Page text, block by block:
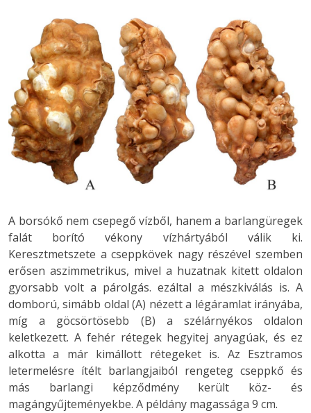
A borsókő nem csepegő vízből, hanem a barlangüregek
falát borító vékony vízhártyából válik ki.
Keresztmetszete a cseppkövek nagy részével szemben
erősen aszimmetrikus, mivel a huzatnak kitett oldalon
gyorsabb volt a párolgás. ezáltal a mészkiválás is. A
domború, simább oldal (A) nézett a légáramlat irányába,
míg a göcsörtösebb (B) a szélárnyékos oldalon
keletkezett. A fehér rétegek hegyitej anyagúak, és ez
alkotta a már kimállott rétegeket is. Az Esztramos
letermelésre ítélt barlangjaiból rengeteg cseppkő és
más barlangi képződmény került köz- és
magángyűjteményekbe. A példány magassága 9 cm.